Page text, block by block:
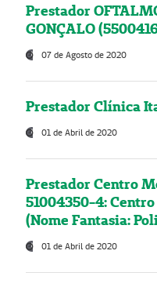
Prestador
GONÇALO
07 de Agosto de 2020
Prestador Clínica
01 de Abril de 2020
Prestador Centro
51004350-4:
(Nome Fantasia:
01 de Abril de 2020